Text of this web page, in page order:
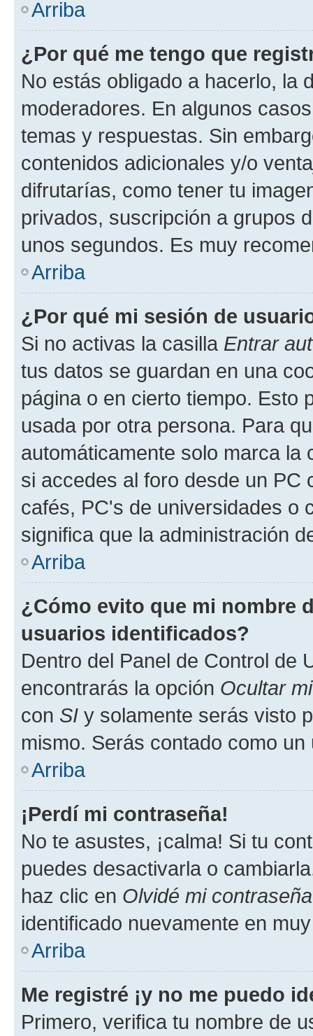
Arriba
¿Por qué me tengo que
No estás obligado a hacerlo, la
moderadores. En algunos
temas y respuestas. Sin
contenidos adicionales y/o
difrutarías, como tener tu
privados, suscripción a grupos
unos segundos. Es muy
Arriba
¿Por qué mi sesión de
Si no activas la casilla Entrar
tus datos se guardan en una
página o en cierto tiempo. Esto
usada por otra persona. Para
automáticamente solo marca la
si accedes al foro desde un PC
cafés, PC's de universidades o
significa que la administración
Arriba
¿Cómo evito que mi nombre
usuarios identificados?
Dentro del Panel de Control de
encontrarás la opción Ocultar
con SI y solamente serás visto
mismo. Serás contado como un
Arriba
¡Perdí mi contraseña!
No te asustes, ¡calma! Si tu
puedes desactivarla o
haz clic en Olvidé mi contraseña
identificado nuevamente en
Arriba
Me registré ¡y no me puedo
Primero, verifica tu nombre de